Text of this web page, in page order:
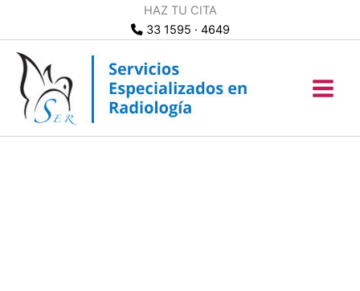
HAZ TU CITA
33 1595 · 4649